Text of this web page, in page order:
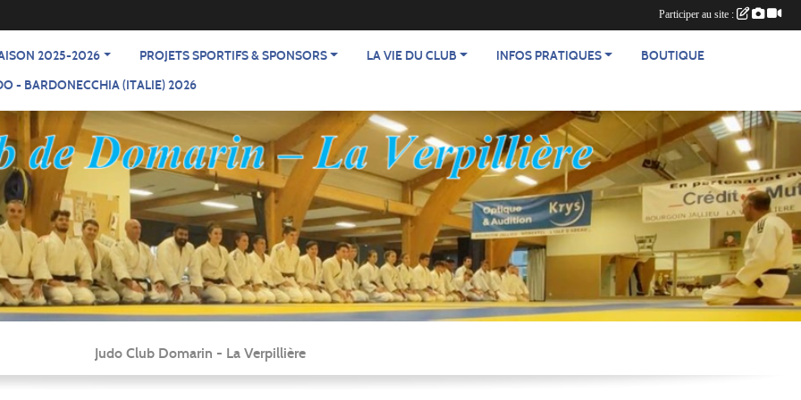
2025-2026 PROJETS SPORTIFS & SPONSORS LA VIE DU CLUB INFOS PRATIQUES
BOUTIQUE
- BARDONECCHIA (ITALIE) 2026
Judo Club Domarin - La Verpillière
Participer au site :